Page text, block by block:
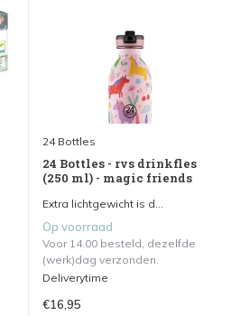
24 Bottles
24 Bottles - rvs drinkfles
(250 ml) - magic friends
Extra lichtgewicht is d...
Op voorraad
Voor 14.00 besteld, dezelfde
(werk)dag verzonden.
Deliverytime
€16,95